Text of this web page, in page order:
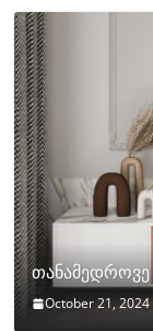
October 21, 2024